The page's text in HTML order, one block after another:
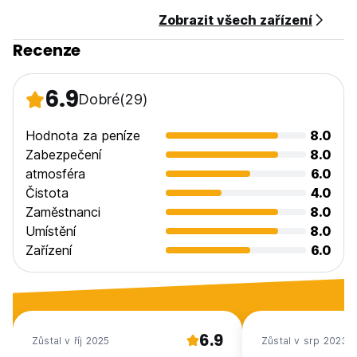
Zobrazit všech zařízení
Recenze
6.9Dobré(29)
Hodnota za peníze
8.0
Zabezpečení
8.0
atmosféra
6.0
Čistota
4.0
Zaměstnanci
8.0
Umístění
8.0
Zařízení
6.0
Zůstal v říj 2025 6.9 Zůstal v srp 2023